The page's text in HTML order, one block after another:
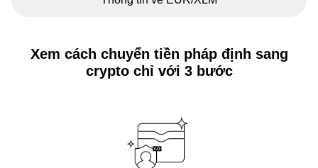
Xem cách chuyển tiền pháp định sang
crypto chỉ với 3 bước